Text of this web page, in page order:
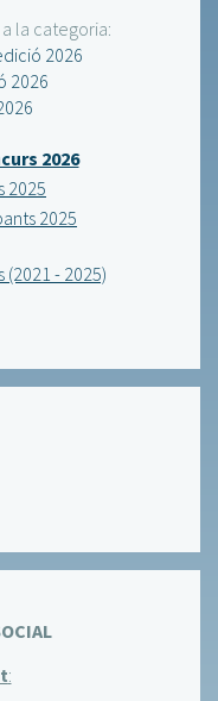
la categoria:
2026
2026
2026
2025
2025
- 2025)
: